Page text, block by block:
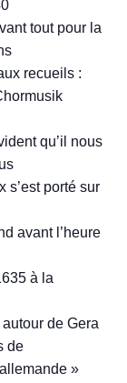
tout pour la
recueils :
qu’il nous
s’est porté sur
avant l’heure
à la
de Gera
de
»